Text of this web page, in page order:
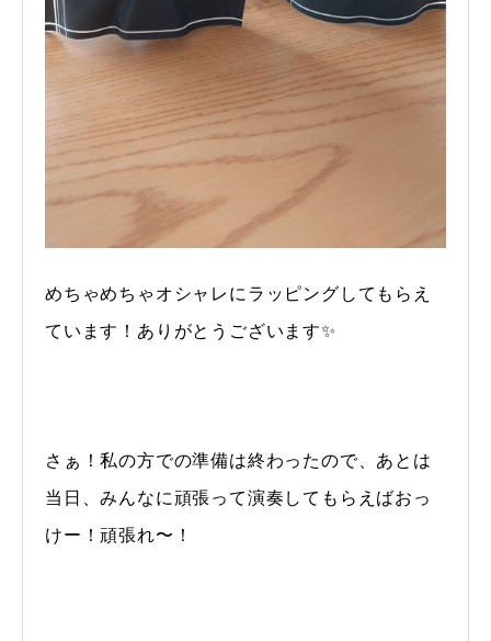
めちゃめちゃオシャレにラッピングしてもらえ
ています！ありがとうございます✨
さぁ！私の方での準備は終わったので、あとは
当日、みんなに頑張って演奏してもらえばおっ
けー！頑張れ〜！